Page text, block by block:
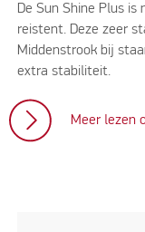
De Sun Shine Plus
reistent. Deze zeer
Middenstrook bij
extra ­stabiliteit.
Meer lezen